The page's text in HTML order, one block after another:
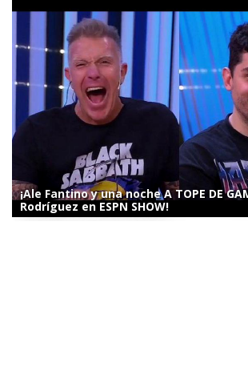
¡Ale Fantino y una noche A TOPE DE
Rodríguez en ESPN SHOW!